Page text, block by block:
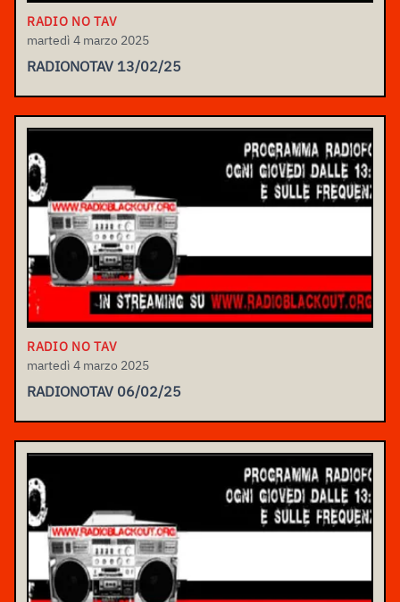
RADIO NO TAV
martedì 4 marzo 2025
RADIONOTAV 13/02/25
RADIO NO TAV
martedì 4 marzo 2025
RADIONOTAV 06/02/25